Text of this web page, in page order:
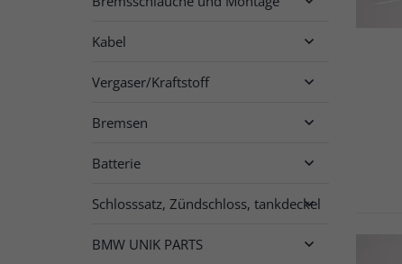
Kabel 
Vergaser/Kraftstoff 
Bremsen 
Batterie 
Schlosssatz, Zündschloss, tankdeckel

BMW UNIK PARTS 